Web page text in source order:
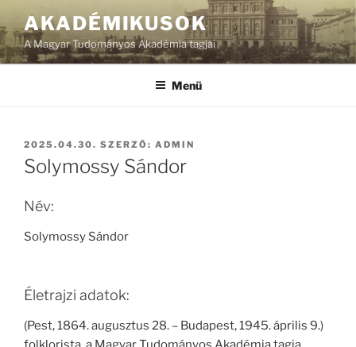
AKADÉMIKUSOK
A Magyar Tudományos Akadémia tagjai
Menü
BEKÜLDVE:
2025.04.30. SZERZŐ: ADMIN
Solymossy Sándor
Név:
Solymossy Sándor
Életrajzi adatok:
(Pest, 1864. augusztus 28. – Budapest, 1945. április 9.)